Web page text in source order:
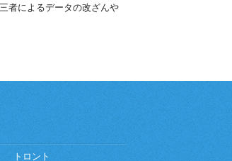
者によるデータの改ざんや
トロント